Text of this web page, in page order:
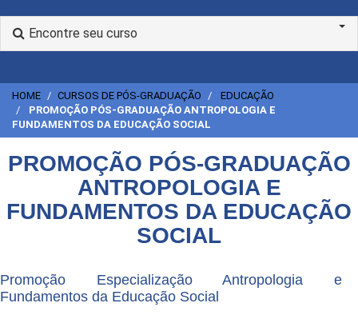
Encontre seu curso
HOME CURSOS DE PÓS-GRADUAÇÃO
EDUCAÇÃO
PROMOÇÃO PÓS-GRADUAÇÃO ANTROPOLOGIA E
FUNDAMENTOS DA EDUCAÇÃO SOCIAL
PROMOÇÃO PÓS-GRADUAÇÃO
ANTROPOLOGIA E
FUNDAMENTOS DA EDUCAÇÃO
SOCIAL
Promoção Especialização Antropologia e
Fundamentos da Educação Social